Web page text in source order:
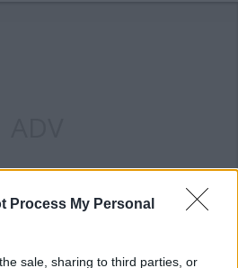
Process My Personal
sale, sharing to third parties, or